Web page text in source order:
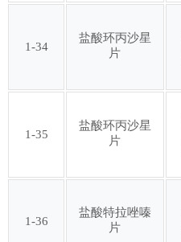
1-34
盐酸环丙沙星
片
1-35
盐酸环丙沙星
片
1-36
盐酸特拉唑嗪
片